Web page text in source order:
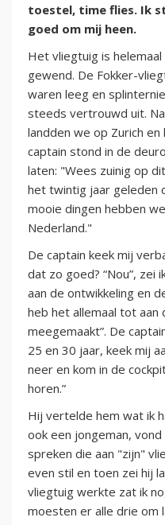
toestel, time flies. Ik
goed om mij heen.
Het vliegtuig is
gewend. De Fokker-
waren leeg en
steeds vertrouwd uit.
landden we op Zurich
captain stond in de
laten: "Wees zuinig op
het twintig jaar geleden
mooie dingen hebben
Nederland."
De captain keek mij
dat zo goed? “Nou”, zei
aan de ontwikkeling en
heb het allemaal tot aan
meegemaakt”. De
25 en 30 jaar, keek mij
neer en kom in de
horen.”
Hij vertelde hem wat ik
ook een jongeman,
spreken die aan "zijn"
even stil en toen zei hij
vliegtuig werkte zat ik
moesten er alle drie om